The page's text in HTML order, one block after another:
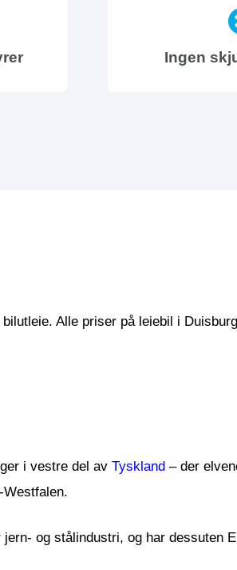
Ingen
Alle priser på leiebil i
i vestre del av Tyskland – der
og stålindustri, og har dessuten